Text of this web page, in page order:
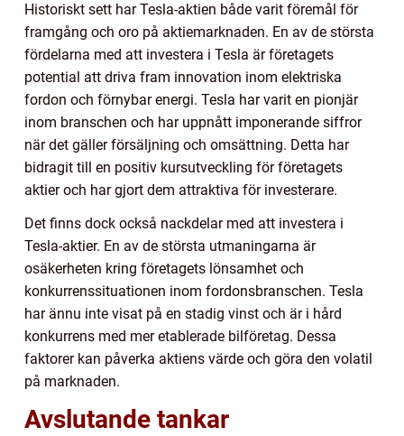
Historiskt sett har Tesla-aktien både varit föremål för
framgång och oro på aktiemarknaden. En av de största
fördelarna med att investera i Tesla är företagets
potential att driva fram innovation inom elektriska
fordon och förnybar energi. Tesla har varit en pionjär
inom branschen och har uppnått imponerande siffror
när det gäller försäljning och omsättning. Detta har
bidragit till en positiv kursutveckling för företagets
aktier och har gjort dem attraktiva för investerare.
Det finns dock också nackdelar med att investera i
Tesla-aktier. En av de största utmaningarna är
osäkerheten kring företagets lönsamhet och
konkurrenssituationen inom fordonsbranschen. Tesla
har ännu inte visat på en stadig vinst och är i hård
konkurrens med mer etablerade bilföretag. Dessa
faktorer kan påverka aktiens värde och göra den volatil
på marknaden.
Avslutande tankar